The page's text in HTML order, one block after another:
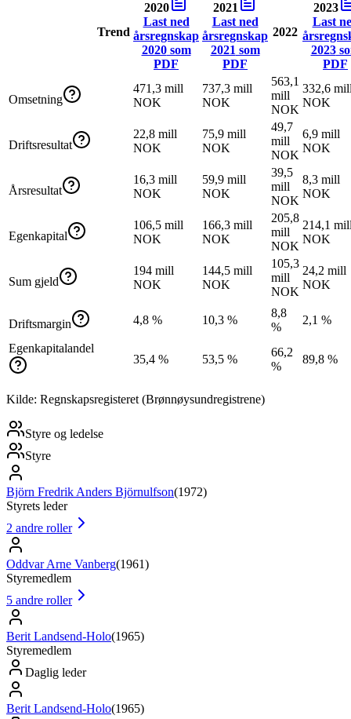
Trend
2020
Last ned
årsregnskap
2020som
PDF
2021
Last ned
årsregnskap
2021 som
PDF
2022
2023
Last
2023
PDF
Omsetning
471,3 mill
NOK
737,3 mill
NOK
563,1
mill
NOK
332,6
NOK
Driftsresultat
22,8 mill
NOK
75,9 mill
NOK
49,7
mill
NOK
6,9 mill
NOK
Årsresultat
16,3 mill
NOK
59,9 mill
NOK
39,5
mill
NOK
8,3 mill
NOK
Egenkapital
106,5 mill
NOK
166,3 mill
NOK
205,8
mill
NOK
214,1
NOK
Sum gjeld
194 mill
NOK
144,5 mill
NOK
105,3
mill
NOK
24,2 mill
NOK
Driftsmargin 4,8 % 10,3 %
8,8
%
2,1 %
Egenkapitalandel
35,4 %
53,5 %
66,2
%
89,8 %
Kilde: Regnskapsregisteret (Brønnøysundregistrene)
Styre og ledelse
Styre
Björn Fredrik Anders Björnulfson(1972)
Styrets leder
2 andre roller
Oddvar Arne Vanberg(1961)
Styremedlem
5 andre roller
Berit Landsend-Holo(1965)
Styremedlem
Daglig leder
Berit Landsend-Holo(1965)